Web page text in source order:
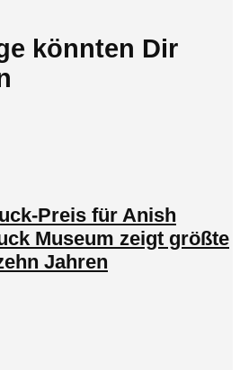
könnten Dir
Preis für Anish
Museum zeigt größte
Jahren